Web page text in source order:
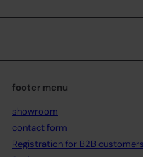
footer menu
showroom
contact form
Registration for B2B customers